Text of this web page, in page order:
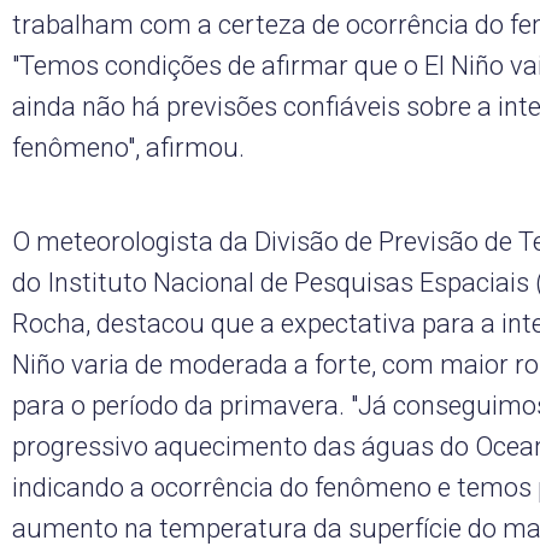
trabalham com a certeza de ocorrência do
"Temos condições de afirmar que o El Niño
ainda não há previsões confiáveis sobre a
fenômeno", afirmou.
O meteorologista da Divisão de Previsão de
do Instituto Nacional de Pesquisas Espaciais
Rocha, destacou que a expectativa para a
Niño varia de moderada a forte, com maior
para o período da primavera. "Já
progressivo aquecimento das águas do
indicando a ocorrência do fenômeno e temos
aumento na temperatura da superfície do